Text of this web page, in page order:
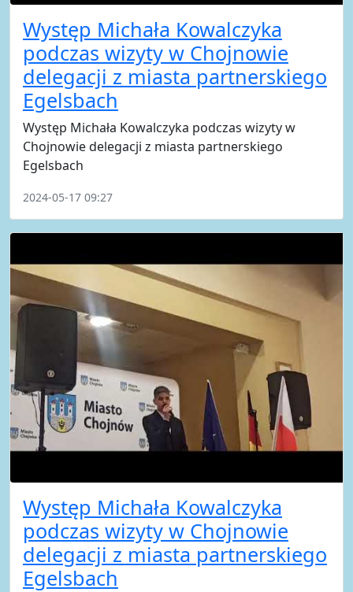
Występ Michała Kowalczyka
podczas wizyty w Chojnowie
delegacji z miasta partnerskiego
Egelsbach
Występ Michała Kowalczyka podczas wizyty w
Chojnowie delegacji z miasta partnerskiego
Egelsbach
2024-05-17 09:27
Występ Michała Kowalczyka
podczas wizyty w Chojnowie
delegacji z miasta partnerskiego
Egelsbach